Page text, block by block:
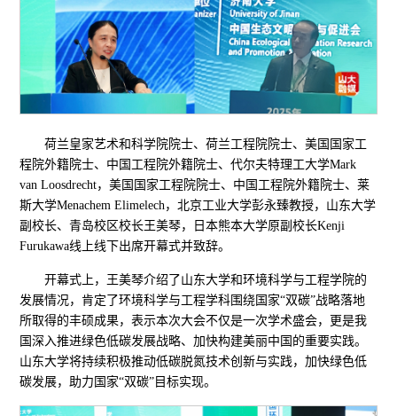
荷兰皇家艺术和科学院院士、荷兰工程院院士、美国国家工
程院外籍院士、中国工程院外籍院士、代尔夫特理工大学Mark
van Loosdrecht，美国国家工程院院士、中国工程院外籍院士、莱
斯大学Menachem Elimelech，北京工业大学彭永臻教授，山东大学
副校长、青岛校区校长王美琴，日本熊本大学原副校长Kenji
Furukawa线上线下出席开幕式并致辞。
开幕式上，王美琴介绍了山东大学和环境科学与工程学院的
发展情况，肯定了环境科学与工程学科围绕国家“双碳”战略落地
所取得的丰硕成果，表示本次大会不仅是一次学术盛会，更是我
国深入推进绿色低碳发展战略、加快构建美丽中国的重要实践。
山东大学将持续积极推动低碳脱氮技术创新与实践，加快绿色低
碳发展，助力国家“双碳”目标实现。